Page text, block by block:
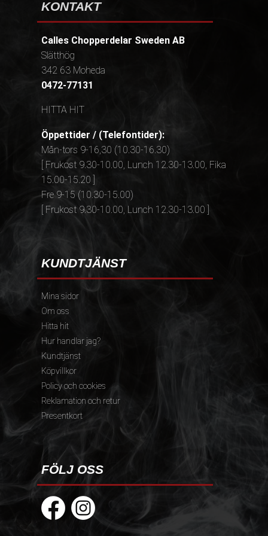
KONTAKT
Calles Chopperdelar Sweden AB
Slätthög
342 63 Moheda
0472-77131
HITTA HIT
Öppettider / (Telefontider):
Mån-tors 9-16,30 (10.30-16.30)
[ Frukost 9.30-10.00, Lunch 12.30-13.00, Fika
15.00-15.20 ]
Fre 9-15 (10.30-15.00)
[ Frukost 9.30-10.00, Lunch 12.30-13.00 ]
KUNDTJÄNST
Mina sidor
Om oss
Hitta hit
Hur handlar jag?
Kundtjänst
Köpvillkor
Policy och cookies
Reklamation och retur
Presentkort
FÖLJ OSS